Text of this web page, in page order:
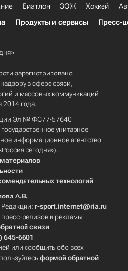
Биатлон ЗОЖ Хоккей
Продукты и сервисы Пресс-
зарегистрировано
в сфере связи,
и массовых коммуникаций
2014 года.
Эл № ФС77-57640
унитарное
информационное агентство
сегодня»).
технологий
А.В.
r-sport.internet@ria.ru
релизов и рекламы
связи
645-6601
или сообщить обо всех
формой обратной